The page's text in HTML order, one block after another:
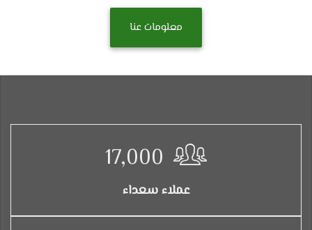
معلومات عنا
17,000
عملاء سعداء